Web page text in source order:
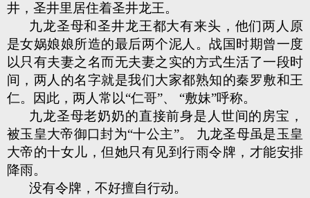
井，圣井里居住着圣井龙王。
九龙圣母和圣井龙王都大有来头，他们两人原
是女娲娘娘所造的最后两个泥人。战国时期曾一度
以只有夫妻之名而无夫妻之实的方式生活了一段时
间，两人的名字就是我们大家都熟知的秦罗敷和王
仁。因此，两人常以“仁哥”、 “敷妹”呼称。
九龙圣母老奶奶的直接前身是人世间的房宝，
被玉皇大帝御口封为“十公主”。 九龙圣母虽是玉皇
大帝的十女儿，但她只有见到行雨令牌，才能安排
降雨。
没有令牌，不好擅自行动。